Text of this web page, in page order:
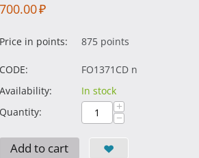
700.00₽
Price in points: 875 points
CODE:
FO1371CD n
Availability:
In stock
Quantity:
+
−
Add to cart